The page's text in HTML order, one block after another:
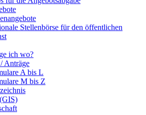
Stellenbörse für den öffentlichen
ich wo?
Anträge
A bis L
M bis Z